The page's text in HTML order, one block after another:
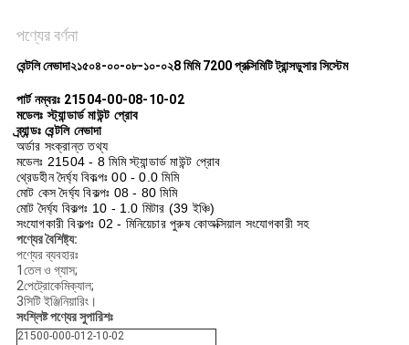
পণ্যের বর্ণনা
বেন্টলি নেভাদা২১৫০৪-০০-০৮-১০-০২8 মিমি 7200 প্রক্সিমিটি ট্রান্সডুসার সিস্টেম
পার্ট নম্বরঃ 21504-00-08-10-02
মডেলঃ স্ট্যান্ডার্ড মাউন্ট প্রোব
ব্র্যান্ডঃ বেন্টলি নেভাদা
অর্ডার সংক্রান্ত তথ্য
মডেলঃ 21504 - 8 মিমি স্ট্যান্ডার্ড মাউন্ট প্রোব
থ্রেডহীন দৈর্ঘ্য বিকল্পঃ 00 - 0.0 মিমি
মোট কেস দৈর্ঘ্য বিকল্পঃ 08 - 80 মিমি
মোট দৈর্ঘ্য বিকল্পঃ 10 - 1.0 মিটার (39 ইঞ্চি)
সংযোগকারী বিকল্পঃ 02 - মিনিয়েচার পুরুষ কোঅক্সিয়াল সংযোগকারী সহ
পণ্যের বৈশিষ্ট্য:
পণ্যের ব্যবহারঃ
1তেল ও গ্যাস;
2পেট্রোকেমিক্যাল;
3সিটি ইঞ্জিনিয়ারিং।
সংশ্লিষ্ট পণ্যের সুপারিশঃ
21500-000-012-10-02